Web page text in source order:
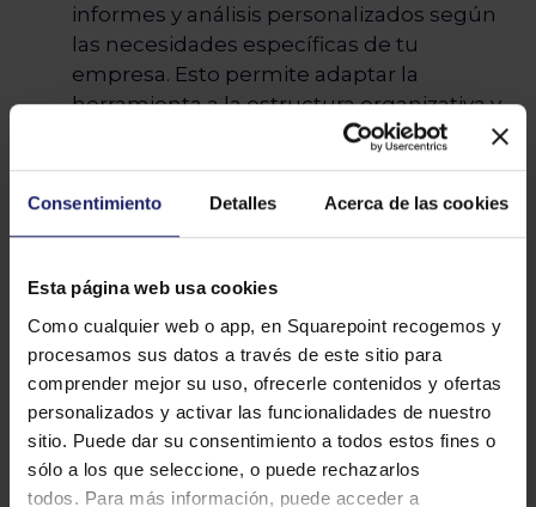
Consentimiento Detalles Acerca de las cookies
Esta página web usa cookies
Como cualquier web o app, en Squarepoint recogemos y
procesamos sus datos a través de este sitio para
comprender mejor su uso, ofrecerle contenidos y ofertas
personalizados y activar las funcionalidades de nuestro
sitio. Puede dar su consentimiento a todos estos fines o
sólo a los que seleccione, o puede rechazarlos
todos. Para más información, puede acceder a
informes y análisis personalizados según
las necesidades específicas de tu
empresa. Esto permite adaptar la
herramienta a la estructura organizativa y
los procesos internos de tu empresa,
adaptable que las consultorías estándar.
crecer y adaptarse a medida que tu
o una gran empresa, el software puede
manejar el volumen de datos y análisis
necesario para mantener la igualdad
salarial en toda tu organización.
En resumen, la tecnología representa un